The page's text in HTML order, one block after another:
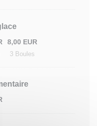
8,00 EUR
3 Boules